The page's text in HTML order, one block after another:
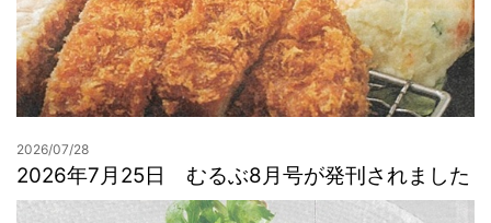
2026/07/28
2026年7月25日 むるぶ8月号が発刊されました